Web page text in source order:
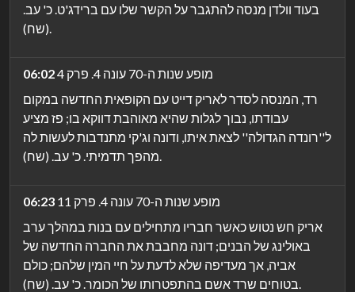
בעוד וולדן מנסה להתגבר על הקשר שלו עם ברידג'ט. כ' עב.
(שח).
06:02
מופע שנות ה-70 עונה 4. פרק 4
רד, המנסה לסדר לאריק דייט עם הקופאית החדשה במקום
עבודתו, נבוך לגלות שהיא מאוהבת דווקא בו; פז מציע
ל''רונדה הגדולה'' לצאת איתו, ודונה וג'קי מתנדבות לעשות לה
מהפך תדמיתי. כ' עב. (שח).
06:23
מופע שנות ה-70 עונה 4. פרק 11
אריק חש נטוש כאשר חבריו מתחילים עם בנות במהלך ערב
באולינג של הבנים; דונה מחבבת את החברה החדשה של
אביה, אך מעדיפה שלא לדעת על חיי המין שלהם; כולם
בטוחים שרד אשם בהתפטרותו של הכומר. כ' עב. (שח).